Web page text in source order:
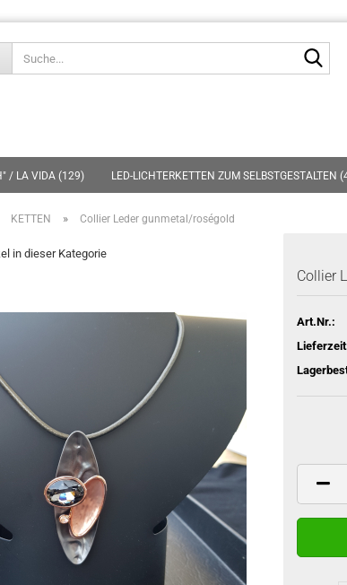
/ LA VIDA (129) LED-LICHTERKETTEN ZUM SELBSTGESTALTEN
KETTEN » Collier Leder gunmetal/roségold
in dieser Kategorie
Collier
Art.Nr.: